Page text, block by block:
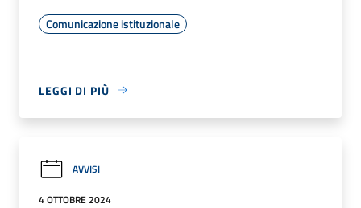
Comunicazione istituzionale
LEGGI DI PIÙ
AVVISI
4 OTTOBRE 2024